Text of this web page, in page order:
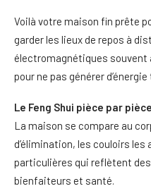
Voilà votre maison fin prête
garder les lieux de repos à
électromagnétiques souvent
pour ne pas générer
Le Feng Shui pièce par
La maison se compare au
d’élimination, les couloirs
particulières qui reflètent
bienfaiteurs et santé.